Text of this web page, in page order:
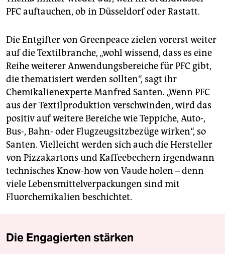
PFC auftauchen, ob in Düsseldorf oder Rastatt.
Die Entgifter von Greenpeace zielen vorerst weiter
auf die Textilbranche, „wohl wissend, dass es eine
Reihe weiterer Anwendungsbereiche für PFC gibt,
die thematisiert werden sollten“, sagt ihr
Chemikalien­experte Manfred Santen. „Wenn PFC
aus der Textilproduktion verschwinden, wird das
positiv auf weitere Bereiche wie Teppiche, Auto-,
Bus-, Bahn- oder Flugzeugsitzbezüge wirken“, so
Santen. Vielleicht werden sich auch die Hersteller
von Pizzakartons und Kaffeebechern irgendwann
technisches Know-how von Vaude holen – denn
viele Lebensmittelverpackungen sind mit
Fluorchemikalien beschichtet.
Die Engagierten stärken